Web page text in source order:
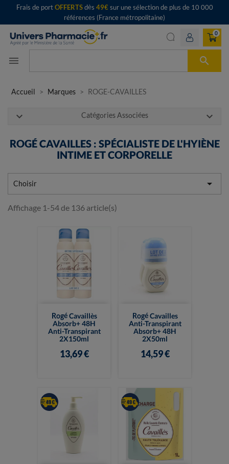
Frais de portOFFERTSdès 49€sur une sélection de plus de 10 000
références (France métropolitaine)
menu 
0
Accueil Marques ROGE-CAVAILLES
expand_more Catégories Associées expand_more
ROGÉ CAVAILLES : SPÉCIALISTE DE L'HYIÈNE
INTIME ET CORPORELLE
Choisir 
Affichage 1-54 de 136 article(s)
Rogé Cavaillès
Absorb+ 48H
Anti-Transpirant
2X150ml
13,69 €
Rogé Cavailles
Anti-Transpirant
Absorb+ 48H
2X50ml
14,59 €